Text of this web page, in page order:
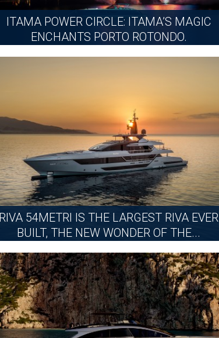
ITAMA POWER CIRCLE: ITAMA’S MAGIC
ENCHANTS PORTO ROTONDO.
RIVA 54METRI IS THE LARGEST RIVA EVER
BUILT, THE NEW WONDER OF THE...
2026年6月26日
更多